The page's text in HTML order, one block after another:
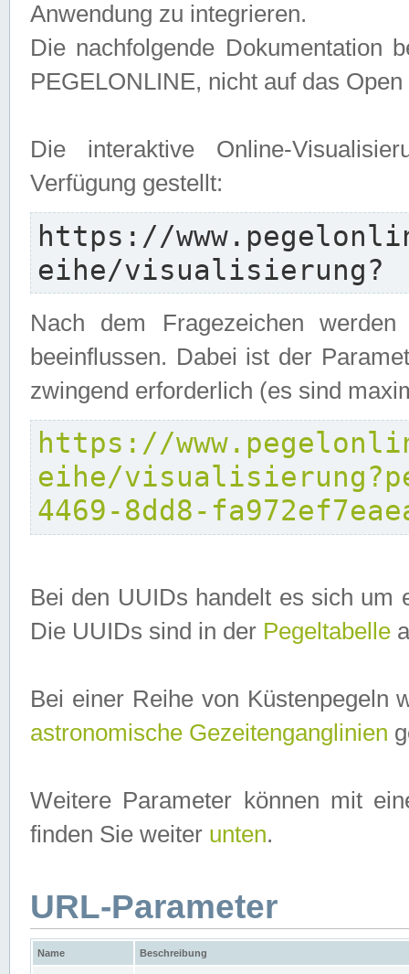
Anwendung zu integrieren.
Die nachfolgende Dokumentation
PEGELONLINE, nicht auf das
Die interaktive Online-
Verfügung gestellt:
https://
eihe/visualisierung?
Nach dem Fragezeichen
beeinflussen. Dabei ist der
zwingend erforderlich (es sind
https://
eihe/
4469-8dd8-
Bei den UUIDs handelt es sich um
Die UUIDs sind in der Pegeltabelle
Bei einer Reihe von Küstenpegeln
astronomische Gezeitenganglinien
Weitere Parameter können mit
finden Sie weiter unten.
URL-Parameter
Name Beschreibung